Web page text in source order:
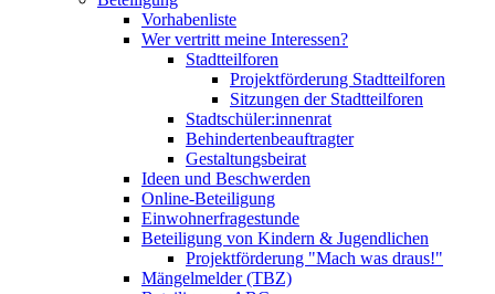
Vorhabenliste
Wer vertritt meine Interessen?
Stadtteilforen
Projektförderung Stadtteilforen
Sitzungen der Stadtteilforen
Stadtschüler:innenrat
Behindertenbeauftragter
Gestaltungsbeirat
Ideen und Beschwerden
Online-Beteiligung
Einwohnerfragestunde
Beteiligung von Kindern & Jugendlichen
Projektförderung "Mach was draus!"
Mängelmelder (TBZ)